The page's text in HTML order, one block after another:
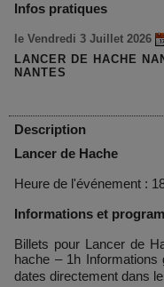
Infos pratiques
le Vendredi 3 Juillet 2026
LANCER DE HACHE
NANTES
Description
Lancer de Hache
Heure de l'événement :
Informations et
Billets pour Lancer de
hache – 1h
dates directement dans